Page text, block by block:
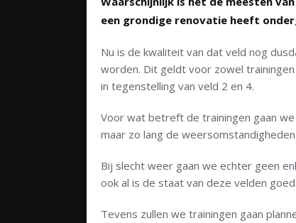
een grondige renovatie heeft
Nu is de kwaliteit van dat veld nog
worden. Dit geldt voor zowel
in tegenstelling van veld 2 en 4.
Voor wat betreft de trainingen gaan
maar zo lang de
Bij slecht weer gaan we echter geen
ook al is de staat van deze velden goed.
Tevens zullen we trainingen gaan